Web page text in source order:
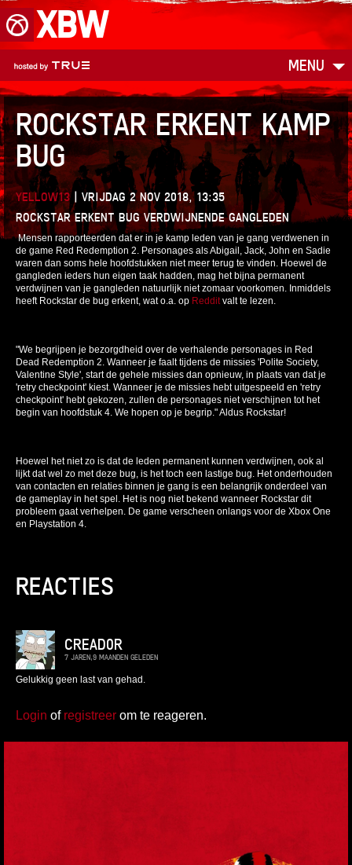
XBW
MENU
ROCKSTAR ERKENT KAMP
BUG
YELLOW13| VRIJDAG 2 NOV 2018, 13:35
ROCKSTAR ERKENT BUG VERDWIJNENDE GANGLEDEN
Mensen rapporteerden dat er in je kamp leden van je gang verdwenen in
de game Red Redemption 2. Personages als Abigail, Jack, John en Sadie
waren dan soms hele hoofdstukken niet meer terug te vinden. Hoewel de
gangleden ieders hun eigen taak hadden, mag het bijna permanent
verdwijnen van je gangleden natuurlijk niet zomaar voorkomen. Inmiddels
heeft Rockstar de bug erkent, wat o.a. op Reddit valt te lezen.
"We begrijpen je bezorgdheid over de verhalende personages in Red
Dead Redemption 2. Wanneer je faalt tijdens de missies 'Polite Society,
Valentine Style', start de gehele missies dan opnieuw, in plaats van dat je
'retry checkpoint' kiest. Wanneer je de missies hebt uitgespeeld en 'retry
checkpoint' hebt gekozen, zullen de personages niet verschijnen tot het
begin van hoofdstuk 4. We hopen op je begrip." Aldus Rockstar!
Hoewel het niet zo is dat de leden permanent kunnen verdwijnen, ook al
lijkt dat wel zo met deze bug, is het toch een lastige bug. Het onderhouden
van contacten en relaties binnen je gang is een belangrijk onderdeel van
de gameplay in het spel. Het is nog niet bekend wanneer Rockstar dit
probleem gaat verhelpen. De game verscheen onlangs voor de Xbox One
en Playstation 4.
REACTIES
CREAD0R
7 JAREN,9 MAANDEN GELEDEN
Gelukkig geen last van gehad.
Login of registreer om te reageren.